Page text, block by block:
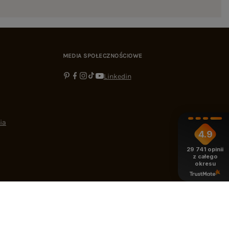
MEDIA SPOŁECZNOŚCIOWE
Linkedin
4.9
29 741 opinii
z całego
okresu